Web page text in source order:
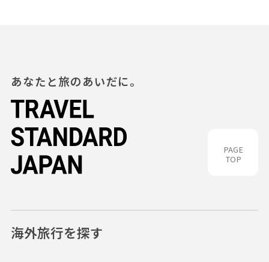
PAGE
TOP
あなたと旅のあいだに。
海外旅行を探す